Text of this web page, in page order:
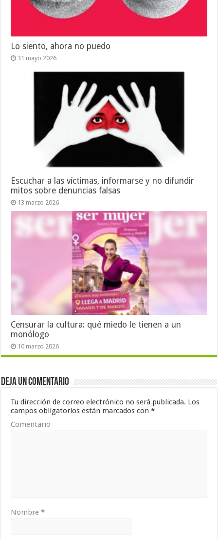
Lo siento, ahora no puedo
31 mayo 2026
Escuchar a las víctimas, informarse y no difundir
mitos sobre denuncias falsas
13 marzo 2026
Censurar la cultura: qué miedo le tienen a un
monólogo
10 marzo 2026
Deja un comentario
Tu dirección de correo electrónico no será publicada. Los
campos obligatorios están marcados con*
Comentario
Nombre*